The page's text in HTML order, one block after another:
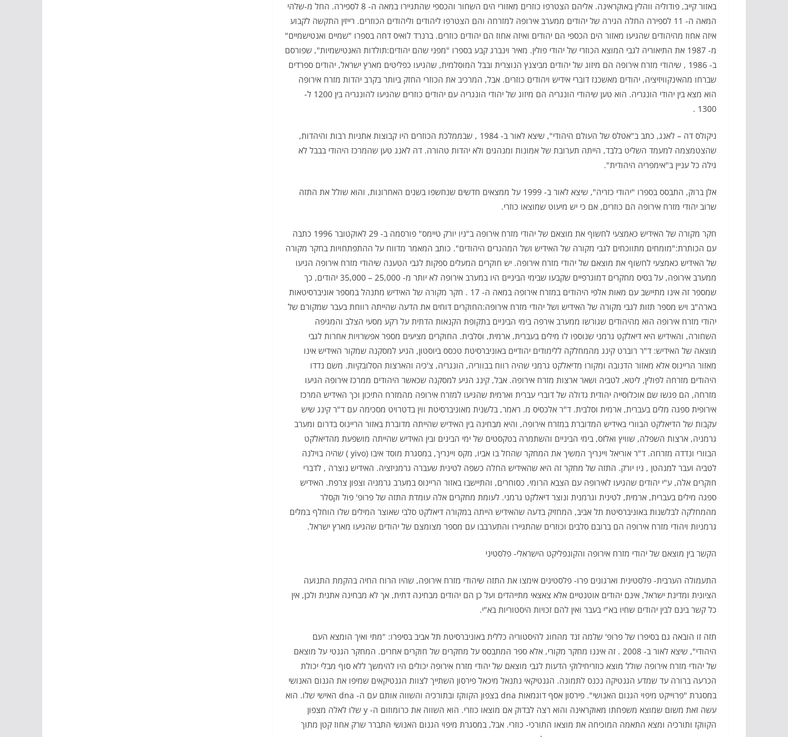
באזור קייב, פודוליה ווהלין באוקראינה. אליהם הצטרפו כוזרים מאזורי הים השחור והכספי שהתגיירו במאה ה- 8 לספירה. החל מ-שלהי
המאה ה- 11 לספירה החלה הגירה של יהודים ממערב אירופה למזרחה והם הצטרפו ליהודים וליהודים הכוזרים. רייזין התקשה לקבוע
איזה אחוז מהיהודים שהגיעו מאזור הים הכספי הם יהודים ואיזה אחוז הם יהודים כוזרים. ברנרד לואיס דחה בספרו "שמיים ואנטישמיים"
מ- 1987 את התיאוריה לגבי המוצא הכוזרי של יהודי פולין. מאיר וינברג קבע בספרו "מפני שהם יהודים:תולדות האנטישמיות", שפורסם
ב- 1986 , שיהודי מזרח אירופה הם מיזוג של יהודים מביצנץ הנוצרית ובבל המוסלמית, שהגיעו כפליטים מארץ ישראל, יהודים ספרדים
שברחו מהאינקוויזיציה, יהודים מאשכנז דוברי אידיש ויהודים כוזרים. אבל, המרכיב את הכוזרי החזק ביותר בקרב יהדות מזרח אירופה
הוא מצא בין יהודי הונגריה. הוא טען שיהודי הונגריה הם מיזוג של יהודי הונגריה עם יהודים כוזרים שהגיעו להונגריה בין 1200 ל-
1300 .
ניקולס דה – לאנג, כתב ב"אטלס של העולם היהודי", שיצא לאור ב- 1984 , שבממלכת הכוזרים היו קבוצות אתניות רבות והיהדות,
שהצטמצמה למעמד השליט בלבד, הייתה תערובת של אמונות ומנהגים ולא יהדות טהורה. דה לאנג טען שהמרכז היהודי בבבל לא
גילה כל עניין ב"אימפריה היהודית".
אלן ברוק, התבסס בספרו "יהודי כזריה", שיצא לאור ב- 1999 על ממצאים חדשים שנחשפו בשנים האחרונות, והוא שולל את התזה
שרוב יהודי מזרח אירופה הם כוזרים, אם כי יש מיעוט שמוצאו כוזרי.
חקר מקורה של האידיש כאמצעי לחשוף את מוצאם של יהודי מזרח אירופה ב"ניו יורק טיימס" פורסמה ב- 29 לאוקטובר 1996 כתבה
עם הכותרת:"מומחים מתווכחים לגבי מקורה של האידיש ושל המהגרים היהודים". כותב המאמר מדווח על ההתפתחויות בחקר מקורה
של האידיש כאמצעי לחשוף את מוצאם של יהודי מזרח אירופה. יש חוקרים המעלים ספקות לגבי הטענה שיהודי מזרח אירופה הגיעו
ממערב אירופה, על בסיס מחקרים דמוגרפיים שקבעו שבימי הביניים היו במערב אירופה לא יותר מ- 25,000 – 35,000 יהודים, כך
שמספר זה אינו מתיישב עם מאות אלפי היהודים במזרח אירופה במאה ה- 17 . חקר מקורה של האידיש מתנהל במספר אוניברסיטאות
בארה"ב ויש מספר תזות לגבי מקורה של האידיש ושל יהודי מזרח אירופה:החוקרים דוחים את הדעה שהייתה רווחת בעבר שמקורם של
יהודי מזרח אירופה הוא מהיהודים שגורשו ממערב אירפה בימי הביניים בתקופת הקנאות הדתית על רקע מסעי הצלב והמגיפה
השחורה, והאידיש היא דיאלקט גרמני שנוספו לו מילים בעברית, ארמית, וסלבית. החוקרים מציעים מספר אפשרויות אחרות לגבי
מוצאה של האידיש: ד"ר רוברט קינג מהמחלקה ללימודים יהודיים באוניברסיטת טכסס ביוסטון, הגיע למסקנה שמקור האידיש אינו
מאזור הריינוס אלא מאזור הדנובה ומקורו מדיאלקט גרמני שהיה רווח בבווריה, הונגריה, צ'כיה והארצות הסלובקיות. משם נדדו
היהודים מזרחה לפולין, ליטא, לטביה ושאר ארצות מזרח אירופה. אבל, קינג הגיע למסקנה שכאשר היהודים ממרכז אירופה הגיעו
מזרחה, הם פגשו שם אוכלוסייה יהודית גדולה של דוברי עברית וארמית שהגיעו למזרח אירופה מהמזרח התיכון וכך האידיש המרכז
אירופית ספגה מלים בעברית, ארמית וסלבית. ד"ר אלכסיס מ. ראמר, בלשנית מאוניברסיטת ווין בדטרויט מסכימה עם ד"ר קינג שיש
עקבות של הדיאלקט הבוורי באידיש המדוברת במזרח אירופה, והיא מבחינה בין האידיש שהייתה מדוברת באזור הריינוס בדרום ומערב
גרמניה, ארצות השפלה, שוויץ ואלזס, בימי הביניים והשתמרה בטקסטים של ימי הבינים ובין האידיש שהייתה מושפעת מהדיאלקט
הבוורי ונדדה מזרחה. ד"ר אוריאל ויינריך המשיך את המחקר שהחל בו אביו, מקס ויינריך, במסגרת מוסד איבו (yivo ) שהיה בוילנה
לטביה ועבר למנהטן , ניו יורק. התזה של מחקר זה היא שהאידיש החלה כשפה לטינית שעברה גרמניזציה. האידיש נוצרה , לדברי
חוקרים אלה, ע"י יהודים שהגיעו לאירופה עם הצבא הרומי, כסוחרים, והתיישבו באזור הריינוס במערב גרמניה וצפון צרפת. האידיש
ספגה מילים בעברית, ארמית, לטינית וגרמנית ונוצר דיאלקט גרמני. לעומת מחקרים אלה עומדת התזה של פרופ' פול וקסלר
מהמחלקה לבלשנות באוניברסיטת תל אביב, המחזיק בדעה שהאידיש הייתה במקורה דיאלקט סלבי שאוצר המילים שלו הוחלף במלים
גרמניות ויהודי מזרח אירופה הם ברובם סלבים וכוזרים שהתגיירו והתערבבו עם מספר מצומצם של יהודים שהגיעו מארץ ישראל.
הקשר בין מוצאם של יהודי מזרח אירופה והקונפליקט הישראלי- פלסטיני
התעמולה הערבית- פלסטינית וארגונים פרו- פלסטינים אימצו את התזה שיהודי מזרח אירופה, שהיו הרוח החיה בהקמת התנועה
הציונית ומדינת ישראל, אינם יהודים אוטנטיים אלא צאצאי מתייהדים ועל כן הם יהודים מבחינה דתית, אך לא מבחינה אתנית ולכן, אין
כל קשר בינם לבין יהודים שחיו בא"י בעבר ואין להם זכויות היסטוריות בא"י.
תזה זו הובאה גם בסיפרו של פרופ' שלמה זנד מהחוג להיסטוריה כללית באוניברסיטת תל אביב בסיפרו: "מתי ואיך הומצא העם
היהודי", שיצא לאור ב- 2008 . זה איננו מחקר מקורי, אלא ספר המתבסס על מחקרים של חוקרים אחרים. המחקר הגנטי על מוצאם
של יהודי מזרח אירופה שולל מוצא כוזריחילוקי הדעות לגבי מוצאם של יהודי מזרח אירופה יכולים היו להימשך ללא סוף מבלי יכולת
הכרעה ברורה עד שמדע הגנטיקה נכנס לתמונה. הגנטיקאי נתנאל מיכאל פירסון השתייך לצוות הגנטיקאים שמיפו את הגנום האנושי
במסגרת "פרוייקט מיפוי הגנום האנושי". פירסון אסף דוגמאות dna בצפון הקווקז ובתורכיה והשווה אותם עם ה- dna האישי שלו. הוא
עשה זאת משום שמוצא משפחתו מאוקראינה והוא רצה לבדוק אם מוצאו כוזרי. הוא השווה את כרומוזום ה- y שלו לאלה מצפון
הקווקז ותורכיה ומצא התאמה המוכיחה את מוצאו התורכי- כוזרי. אבל, במסגרת מיפוי הגנום האנושי התברר שרק אחוז קטן מתוך